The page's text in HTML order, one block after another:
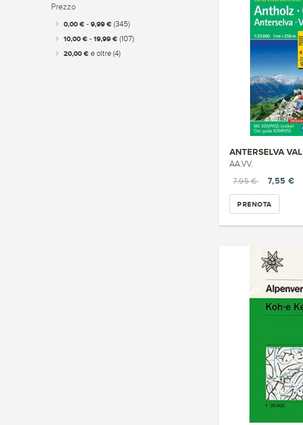
ANTERSELVA
AA.VV.
7,95 €
7,55 €
PRENOTA
Prezzo
0,00 € - 9,99 € (345)
10,00 € - 19,99 € (107)
20,00 € e oltre (4)